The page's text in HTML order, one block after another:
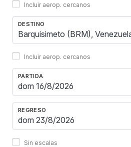
Incluir aerop. cercanos
DESTINO
Incluir aerop. cercanos
PARTIDA
REGRESO
Sin escalas